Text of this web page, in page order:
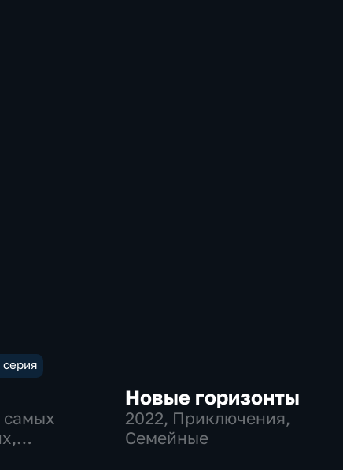
серия
Новые горизонты
2022, Приключения,
Семейные